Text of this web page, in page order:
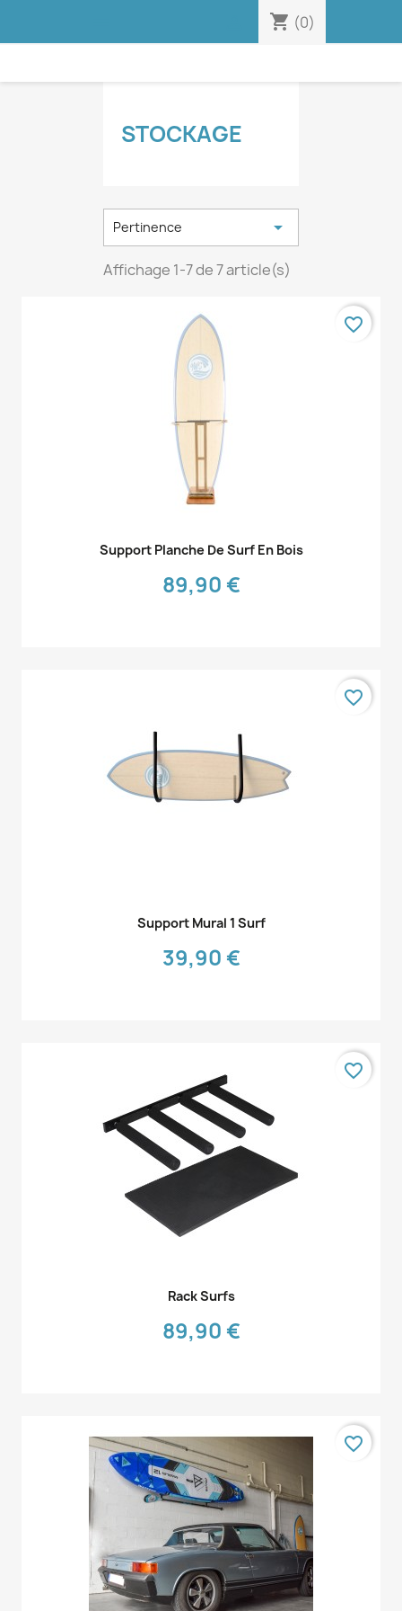
shopping_cart (0)
STOCKAGE
Pertinence 
Affichage 1-7 de 7 article(s)
Aperçu rapide
Support Planche De Surf En Bois
89,90 €
favorite_border
 Aperçu rapide
Support Mural 1 Surf
39,90 €
favorite_border
Aperçu rapide
Rack Surfs
89,90 €
favorite_border
favorite_border